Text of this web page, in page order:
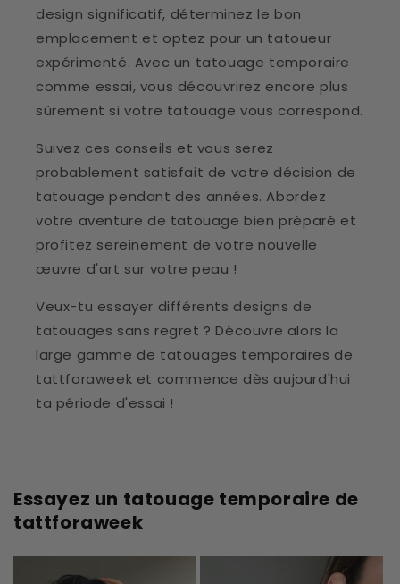
design significatif, déterminez le bon
emplacement et optez pour un tatoueur
expérimenté. Avec un tatouage temporaire
comme essai, vous découvrirez encore plus
sûrement si votre tatouage vous correspond.
Suivez ces conseils et vous serez
probablement satisfait de votre décision de
tatouage pendant des années. Abordez
votre aventure de tatouage bien préparé et
profitez sereinement de votre nouvelle
œuvre d'art sur votre peau !
Veux-tu essayer différents designs de
tatouages sans regret ? Découvre alors la
large gamme de tatouages temporaires de
tattforaweek et commence dès aujourd'hui
ta période d'essai !
Essayez un tatouage temporaire de
tattforaweek